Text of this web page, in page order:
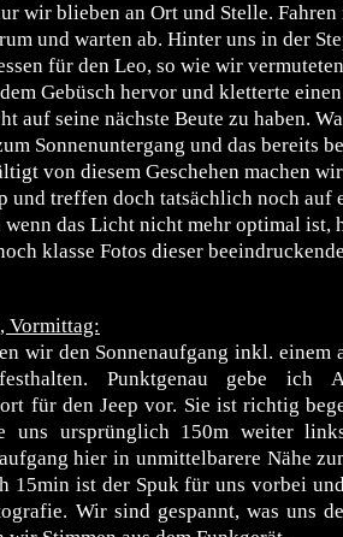
wir blieben an Ort und Stelle. Fahren
und warten ab. Hinter uns in der
für den Leo, so wie wir
Gebüsch hervor und kletterte
auf seine nächste Beute zu haben.
Sonnenuntergang und das bereits
von diesem Geschehen machen
und treffen doch tatsächlich noch auf
das Licht nicht mehr optimal ist,
klasse Fotos dieser
Vormittag:
wir den Sonnenaufgang inkl. einem
Punktgenau gebe ich
für den Jeep vor. Sie ist richtig
uns ursprünglich 150m weiter
hier in unmittelbarere Nähe
15min ist der Spuk für uns vorbei
Wir sind gespannt, was uns